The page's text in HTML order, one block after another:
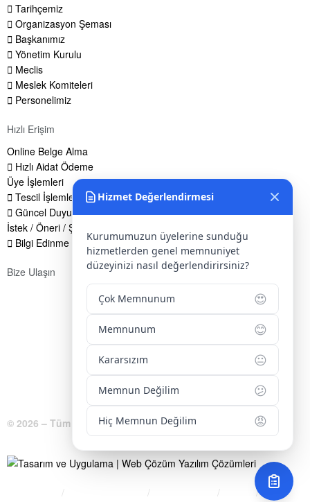
Tarihçemiz
Organizasyon Şeması
Başkanımız
Yönetim Kurulu
Meclis
Meslek Komiteleri
Personelimiz
Hızlı Erişim
Online Belge Alma
Hızlı Aidat Ödeme
Üye İşlemleri
Tescil İşlemleri
Güncel Duyurular
İstek / Öneri / Şikayet Formu
Bilgi Edinme Hakkı
Bize Ulaşın
Yenice Mah. Atatürk Cad. Tüccarlar İşhanı Kat:1 No:1
KIRŞEHİR / TÜRKİYE
0 386 213 11 86
0 544 213 11 86
bilgi@kirsehirtso.org.tr
© 2026 – Tüm Hakları Saklıdır.
İletişim
Hizmet Değerlendirmesi
Kurumumuzun üyelerine sunduğu
hizmetlerden genel memnuniyet
düzeyinizi nasıl değerlendirirsiniz?
Çok Memnunum 😍
Memnunum 😊
Kararsızım 😐
Memnun Değilim 😕
Hiç Memnun Değilim 😡